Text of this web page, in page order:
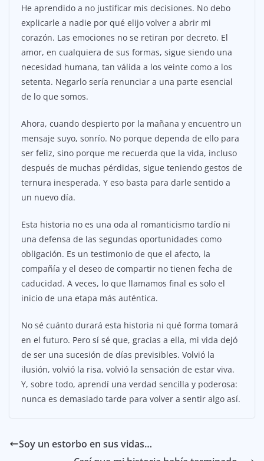
He aprendido a no justificar mis decisiones. No debo
explicarle a nadie por qué elijo volver a abrir mi
corazón. Las emociones no se retiran por decreto. El
amor, en cualquiera de sus formas, sigue siendo una
necesidad humana, tan válida a los veinte como a los
setenta. Negarlo sería renunciar a una parte esencial
de lo que somos.
Ahora, cuando despierto por la mañana y encuentro un
mensaje suyo, sonrío. No porque dependa de ello para
ser feliz, sino porque me recuerda que la vida, incluso
después de muchas pérdidas, sigue teniendo gestos de
ternura inesperada. Y eso basta para darle sentido a
un nuevo día.
Esta historia no es una oda al romanticismo tardío ni
una defensa de las segundas oportunidades como
obligación. Es un testimonio de que el afecto, la
compañía y el deseo de compartir no tienen fecha de
caducidad. A veces, lo que llamamos final es solo el
inicio de una etapa más auténtica.
No sé cuánto durará esta historia ni qué forma tomará
en el futuro. Pero sí sé que, gracias a ella, mi vida dejó
de ser una sucesión de días previsibles. Volvió la
ilusión, volvió la risa, volvió la sensación de estar viva.
Y, sobre todo, aprendí una verdad sencilla y poderosa:
nunca es demasiado tarde para volver a sentir algo así.
Soy un estorbo en sus vidas…